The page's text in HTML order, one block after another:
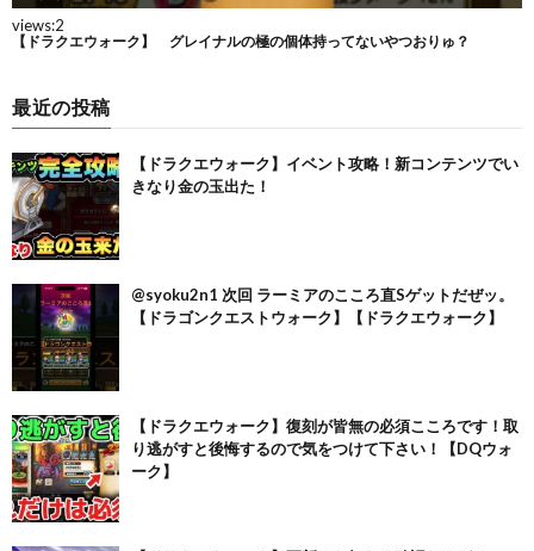
最近の投稿
【ドラクエウォーク】イベント攻略！新コンテンツでい
きなり金の玉出た！
@syoku2n1 次回 ラーミアのこころ直Sゲットだぜッ。
【ドラゴンクエストウォーク】【ドラクエウォーク】
【ドラクエウォーク】復刻が皆無の必須こころです！取
り逃がすと後悔するので気をつけて下さい！【DQウォ
ーク】